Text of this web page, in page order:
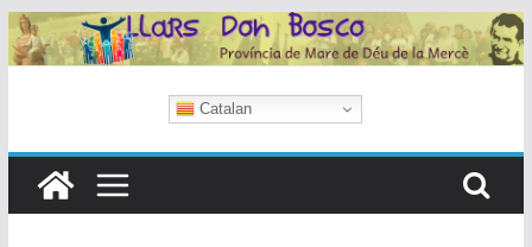
Skip
to
Catalan